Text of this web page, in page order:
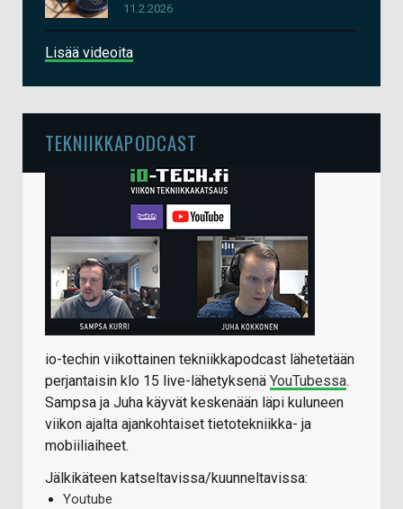
11.2.2026
Lisää videoita
TEKNIIKKAPODCAST
io-techin viikottainen tekniikkapodcast lähetetään
perjantaisin klo 15 live-lähetyksenä YouTubessa.
Sampsa ja Juha käyvät keskenään läpi kuluneen
viikon ajalta ajankohtaiset tietotekniikka- ja
mobiiliaiheet.
Jälkikäteen katseltavissa/kuunneltavissa:
Youtube